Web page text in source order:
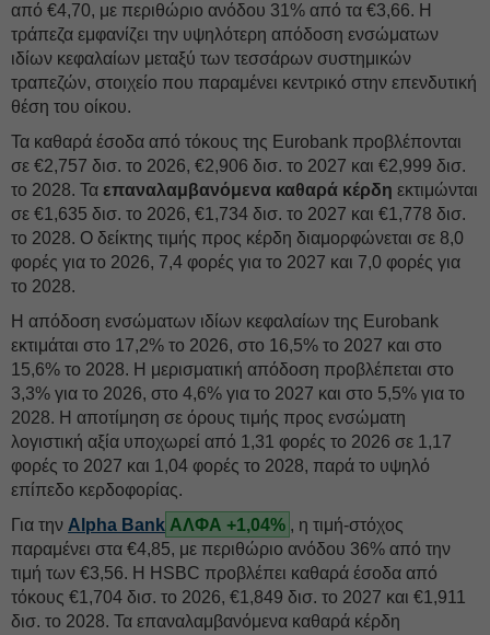
από €4,70, με περιθώριο ανόδου 31% από τα €3,66. Η
τράπεζα εμφανίζει την υψηλότερη απόδοση ενσώματων
ιδίων κεφαλαίων μεταξύ των τεσσάρων συστημικών
τραπεζών, στοιχείο που παραμένει κεντρικό στην επενδυτική
θέση του οίκου.
Τα καθαρά έσοδα από τόκους της Eurobank προβλέπονται
σε €2,757 δισ. το 2026, €2,906 δισ. το 2027 και €2,999 δισ.
το 2028. Τα επαναλαμβανόμενα καθαρά κέρδη εκτιμώνται
σε €1,635 δισ. το 2026, €1,734 δισ. το 2027 και €1,778 δισ.
το 2028. Ο δείκτης τιμής προς κέρδη διαμορφώνεται σε 8,0
φορές για το 2026, 7,4 φορές για το 2027 και 7,0 φορές για
το 2028.
Η απόδοση ενσώματων ιδίων κεφαλαίων της Eurobank
εκτιμάται στο 17,2% το 2026, στο 16,5% το 2027 και στο
15,6% το 2028. Η μερισματική απόδοση προβλέπεται στο
3,3% για το 2026, στο 4,6% για το 2027 και στο 5,5% για το
2028. Η αποτίμηση σε όρους τιμής προς ενσώματη
λογιστική αξία υποχωρεί από 1,31 φορές το 2026 σε 1,17
φορές το 2027 και 1,04 φορές το 2028, παρά το υψηλό
επίπεδο κερδοφορίας.
Για την Alpha Bank ΑΛΦΑ +1,04% , η τιμή-στόχος
παραμένει στα €4,85, με περιθώριο ανόδου 36% από την
τιμή των €3,56. Η HSBC προβλέπει καθαρά έσοδα από
τόκους €1,704 δισ. το 2026, €1,849 δισ. το 2027 και €1,911
δισ. το 2028. Τα επαναλαμβανόμενα καθαρά κέρδη